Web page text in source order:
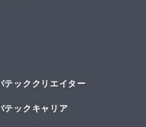
テッククリエイター
テックキャリア